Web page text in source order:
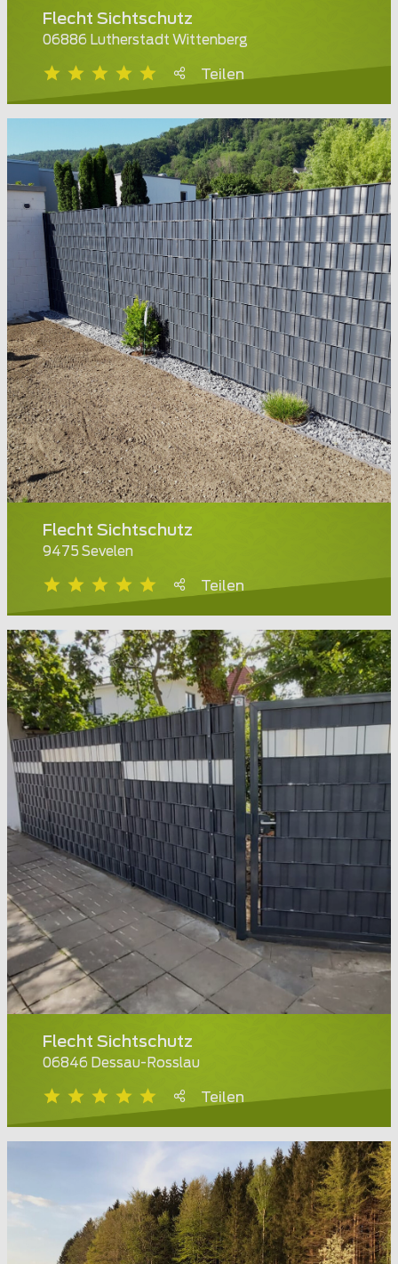
Flecht Sichtschutz
06886 Lutherstadt Wittenberg
Teilen
Flecht Sichtschutz
9475 Sevelen
Teilen
Flecht Sichtschutz
06846 Dessau-Rosslau
Teilen